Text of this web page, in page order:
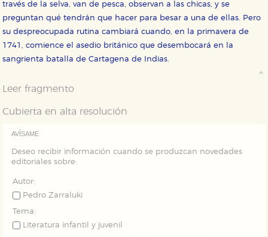
través de la selva, van de pesca, observan a las chicas, y se
preguntan qué tendrán que hacer para besar a una de ellas. Pero
su despreocupada rutina cambiará cuando, en la primavera de
1741, comience el asedio británico que desembocará en la
sangrienta batalla de Cartagena de Indias.
Leer fragmento
Cubierta en alta resolución
AVÍSAME
Deseo recibir información cuando se produzcan novedades
editoriales sobre:
Autor:
Pedro Zarraluki
Tema:
Literatura infantil y juvenil
nuestro sistema. Es posible hacerlo desde el
navegador, pero en ese caso es posible que algunas
áreas de nuestra web dejen de funcionar
correctamente.
Cookies de rendimiento y analíticas
Estas cookies se utilizan para mejorar su experiencia
servicios para que no tenga que reconfigurarlos cada
tanto, es anónima.
Estas cookies son gestionadas por nuestros socios
publicitarios y se utilizan para mostrar publicidad
relevante para sus intereses en otros sitios. No
almacenan directamente información personal sino